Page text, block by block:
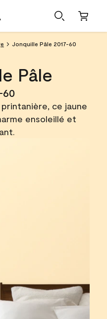
Jonquille Pâle 2017-60
Pâle
60
ce jaune
ensoleillé et